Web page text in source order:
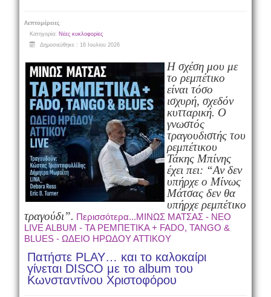
Λεπτομέρειες
Κατηγορία: Νέες κυκλοφορίες
Δημοσιεύθηκε : 16 Ιουλίου 2026
Η σχέση μου με
το ρεμπέτικο
είναι τόσο
ισχυρή, σχεδόν
κυτταρική. Ο
γνωστός
τραγουδιστής του
ρεμπέτικου
Τάκης Μπίνης
έχει πει: “Αν δεν
υπήρχε ο Μίνως
Μάτσας δεν θα
υπήρχε ρεμπέτικο
τραγούδι”. Περισσότερα...ΜΙΝΩΣ ΜΑΤΣΑΣ - NEO
LIVE ALBUM - ΤΑ ΡΕΜΠΕΤΙΚΑ + FADO, TANGO &
BLUES - ΩΔΕΙΟ ΗΡΩΔΟΥ ΑΤΤΙΚΟΥ
Πατήστε PLAY… και το καλοκαίρι
γίνεται DISCO με το album του
Κωνσταντίνου Χριστοφόρου